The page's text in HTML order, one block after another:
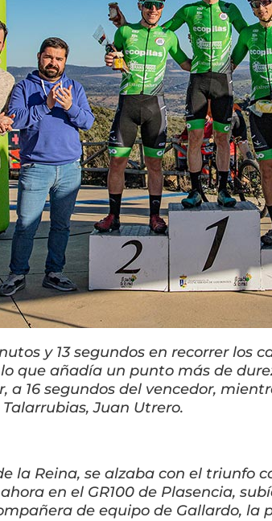
y 13 segundos en recorrer los
que añadía un punto más de
a 16 segundos del vencedor,
Juan Utrero.
la Reina, se alzaba con el triunfo
en el GR100 de Plasencia,
de equipo de Gallardo,